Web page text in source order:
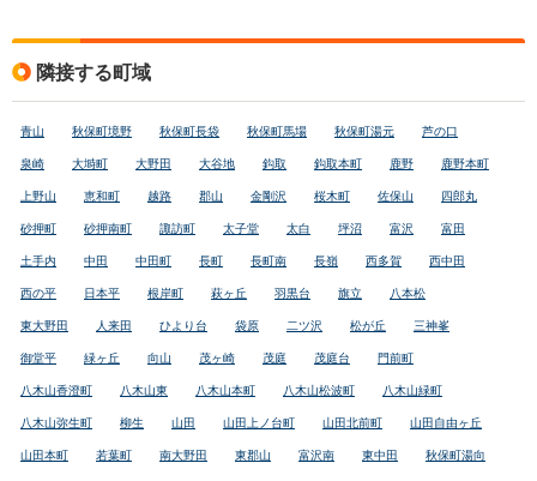
隣接する町域
青山 秋保町境野 秋保町長袋 秋保町馬場 秋保町湯元 芦の口
泉崎 大塒町 大野田 大谷地 鈎取 鈎取本町 鹿野 鹿野本町
上野山 恵和町 越路 郡山 金剛沢 桜木町 佐保山 四郎丸
砂押町 砂押南町 諏訪町 太子堂 太白 坪沼 富沢 富田
土手内 中田 中田町 長町 長町南 長嶺 西多賀 西中田
西の平 日本平 根岸町 萩ヶ丘 羽黒台 旗立 八本松
東大野田 人来田 ひより台 袋原 二ツ沢 松が丘 三神峯
御堂平 緑ヶ丘 向山 茂ヶ崎 茂庭 茂庭台 門前町
八木山香澄町 八木山東 八木山本町 八木山松波町 八木山緑町
八木山弥生町 柳生 山田 山田上ノ台町 山田北前町 山田自由ヶ丘
山田本町 若葉町 南大野田 東郡山 富沢南 東中田 秋保町湯向